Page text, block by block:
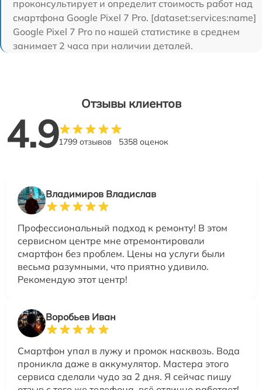
проконсультирует и определит стоимость работ над
смартфона Google Pixel 7 Pro. [dataset:services:name]
Google Pixel 7 Pro по нашей статистике в среднем
занимает 2 часа при наличии деталей.
Отзывы клиентов
4.91799 отзывов 5358 оценок
Владимиров Владислав
Профессиональный подход к ремонту! В этом
сервисном центре мне отремонтировали
смартфон без проблем. Цены на услуги были
весьма разумными, что приятно удивило.
Рекомендую этот центр!
Воробьев Иван
Смартфон упал в лужу и промок насквозь. Вода
проникла даже в аккумулятор. Мастера этого
сервиса сделали чудо за 2 дня. Я сейчас пишу